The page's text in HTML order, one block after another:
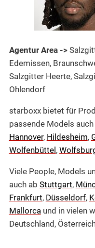
Agentur Area ->
Edemissen,
Salzgitter Heerte,
Ohlendorf
starboxx bietet für
passende Models auch
Hannover, Hildesheim,
Wolfenbüttel,
Viele People, Models
auch ab Stuttgart,
Frankfurt, Düsseldorf,
Mallorca und in vielen
Deutschland,